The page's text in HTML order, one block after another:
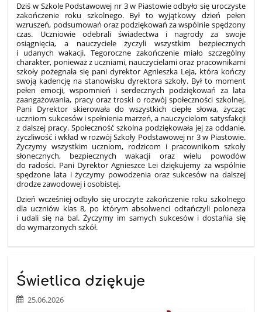
Dziś w Szkole Podstawowej nr 3 w Piastowie odbyło się uroczyste
zakończenie roku szkolnego. Był to wyjątkowy dzień pełen
wzruszeń, podsumowań oraz podziękowań za wspólnie spędzony
czas. Uczniowie odebrali świadectwa i nagrody za swoje
osiągnięcia, a nauczyciele życzyli wszystkim bezpiecznych
i udanych wakacji. Tegoroczne zakończenie miało szczególny
charakter, ponieważ z uczniami, nauczycielami oraz pracownikami
szkoły pożegnała się pani dyrektor Agnieszka Leja, która kończy
swoją kadencję na stanowisku dyrektora szkoły. Był to moment
pełen emocji, wspomnień i serdecznych podziękowań za lata
zaangażowania, pracy oraz troski o rozwój społeczności szkolnej.
Pani Dyrektor skierowała do wszystkich ciepłe słowa, życząc
uczniom sukcesów i spełnienia marzeń, a nauczycielom satysfakcji
z dalszej pracy. Społeczność szkolna podziękowała jej za oddanie,
życzliwość i wkład w rozwój Szkoły Podstawowej nr 3 w Piastowie.
Życzymy wszystkim uczniom, rodzicom i pracownikom szkoły
słonecznych, bezpiecznych wakacji oraz wielu powodów
do radości. Pani Dyrektor Agnieszce Lei dziękujemy za wspólnie
spędzone lata i życzymy powodzenia oraz sukcesów na dalszej
drodze zawodowej i osobistej.
Dzień wcześniej odbyło się uroczyte zakończenie roku szkolnego
dla uczniów klas 8, po którym absolwenci odtańczyli poloneza
i udali się na bal. Życzymy im samych sukcesów i dostańia się
do wymarzonych szkół.
Świetlica dziękuje
25.06.2026